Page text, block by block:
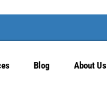
Blog About Us